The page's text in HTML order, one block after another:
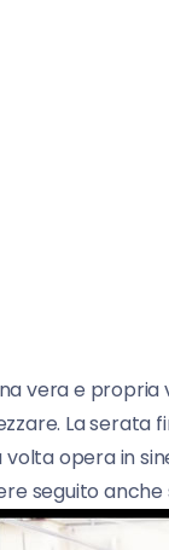
vera e propria
La serata
opera in
seguito anche